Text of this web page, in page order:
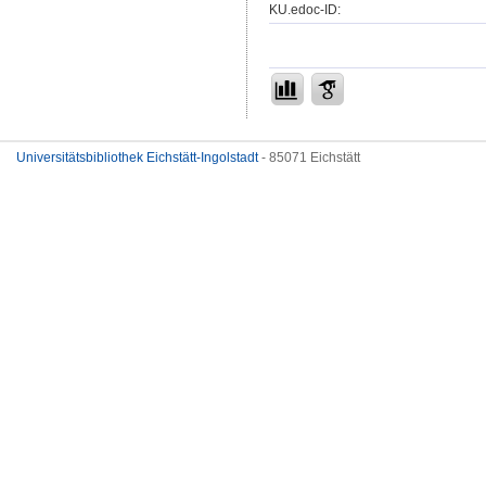
KU.edoc-ID:
Universitätsbibliothek Eichstätt-Ingolstadt- 85071 Eichstätt